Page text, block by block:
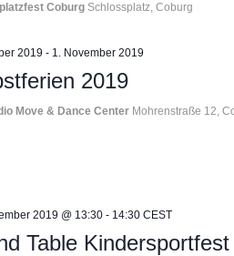
Coburg Schlossplatz, Coburg
2019 - 1. November 2019
2019
Move & Dance Center Mohrenstraße 12,
2019 @ 13:30 - 14:30 CEST
Table